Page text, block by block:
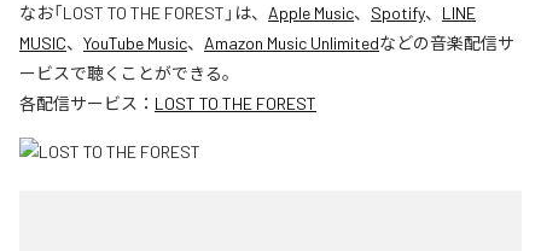
なお「LOST TO THE FOREST 」は、 Apple Music、 Spotify、 LINE
MUSIC、 YouTube Music、 Amazon Music Unlimitedなどの音楽配信サ
ービスで聴くことができる。
各配信サービス： LOST TO THE FOREST